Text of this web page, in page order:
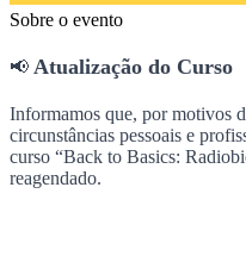
Sobre o evento
📢 Atualização do Curso
Informamos que, por motivos
circunstâncias pessoais e
curso “Back to Basics:
reagendado.